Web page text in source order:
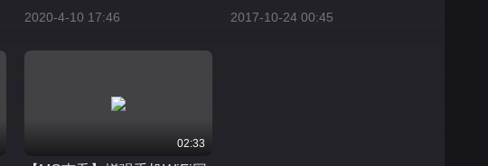
满甜蜜
2020-4-10 17:46 2017-10-24 00:45
02:33